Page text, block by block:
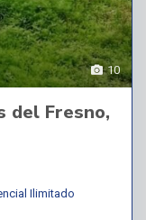
10
del Fresno,
Ilimitado